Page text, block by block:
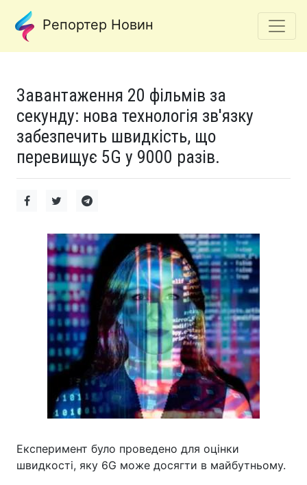
Репортер Новин
Завантаження 20 фільмів за
секунду: нова технологія зв'язку
забезпечить швидкість, що
перевищує 5G у 9000 разів.
Експеримент було проведено для оцінки
швидкості, яку 6G може досягти в майбутньому.